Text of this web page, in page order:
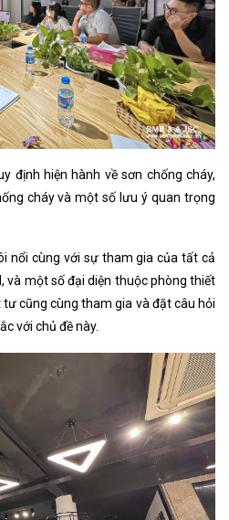
định hiện hành về sơn chống cháy,
cháy và một số lưu ý quan trọng
nổi cùng với sự tham gia của tất cả
và một số đại diện thuộc phòng thiết
cũng cùng tham gia và đặt câu hỏi
với chủ đề này.